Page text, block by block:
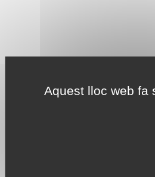
Aquest lloc web fa